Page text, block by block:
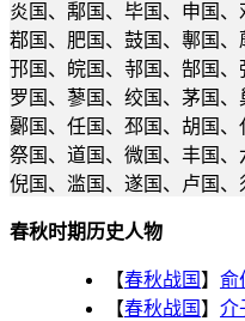
炎国、鄅国、毕国、申国
鄀国、肥国、鼓国、鄟国、
邘国、皖国、邿国、郜国、
罗国、蓼国、绞国、茅国
鄾国、任国、邳国、胡国
祭国、道国、微国、丰国、
倪国、滥国、遂国、卢国、
春秋时期历史人物
【春秋战国 】 俞
【春秋战国 】 介